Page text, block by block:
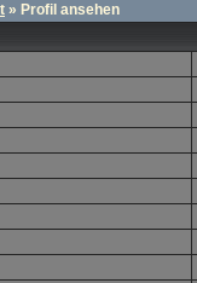
» Profil ansehen